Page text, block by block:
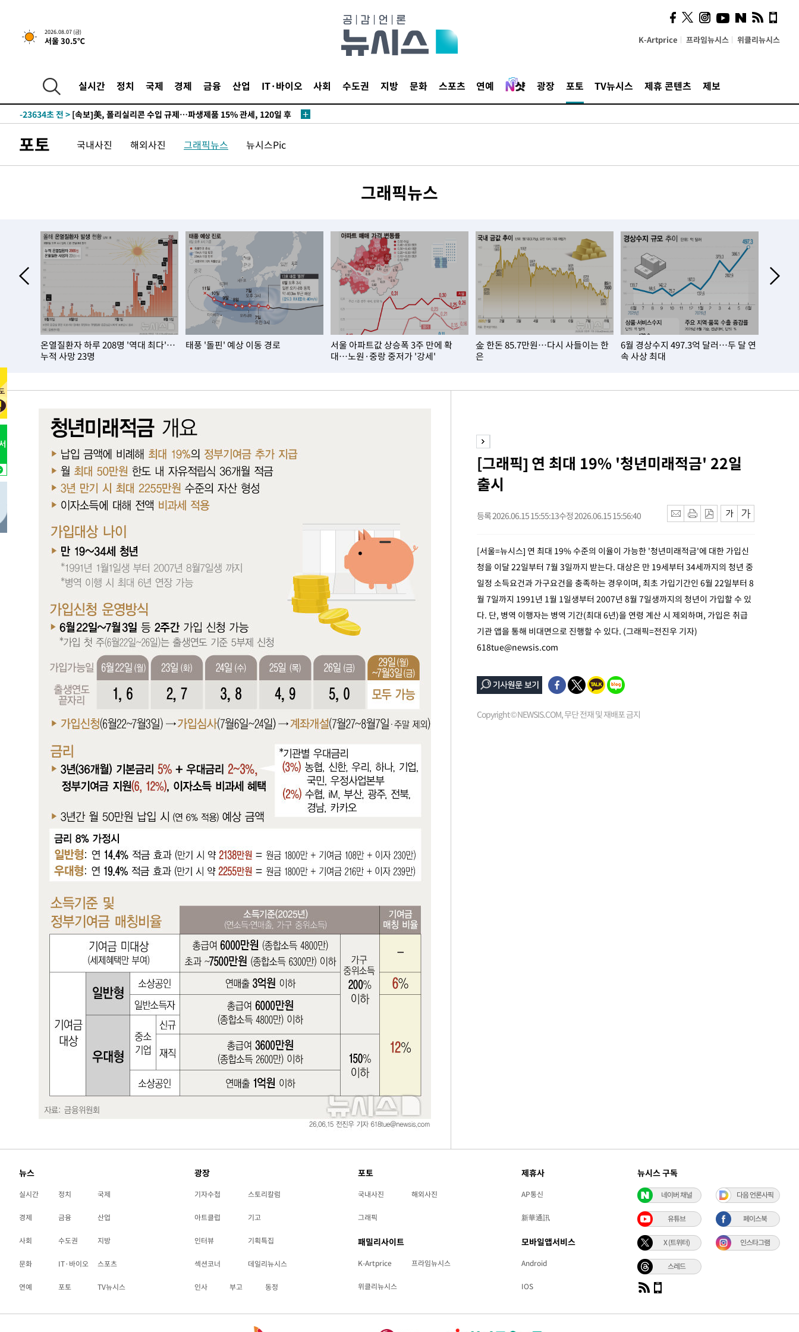
2026.08.07 (금)
서울 30.5℃ K-Artprice 프라임뉴시스 위클리뉴시스
실시간 정치 국제 경제 금융 산업 IT·바이오 사회 수도권 지방 문화 스포츠 연예 광장 포토 TV뉴시스 제휴 콘텐츠 제보
-19485초 전 >[속보] 뉴욕증시, 일제 하락 마감…나스닥 0.06%↓
-30657초 전 >시리아 다마스쿠스 교외에서 미니버스 폭발.. 14명 부상, 3명은 중
-24919초 전 >
이란, 호르무즈서 "적국 목표물들"과 대치로 남부 케슘섬에서 두차
례 큰 폭발음
-23634초 전 >
발효
-21785초 전 > [속보]트럼프, 美 원정출산 금지 행정명령 서명
-30657초 전 > 시리아 다마스쿠스 교외에서 미니버스 폭발.. 14명 부상, 3명은 중
-29955초 전 >입추에도 극한더위…서울 낮 39도 '폭염중대경보'
-19485초 전 >[속보] 뉴욕증시, 일제 하락 마감…나스닥 0.06%↓
포토 국내사진 해외사진 그래픽뉴스 뉴시스Pic
그래픽뉴스
온열질환자 하루 208명 '역대 최다'…
누적 사망 23명
태풍 '돌핀' 예상 이동 경로
서울 아파트값 상승폭 3주 만에 확
대…노원·중랑 중저가 '강세'
金 한돈 85.7만원…다시 사들이는 한
은
6월 경상수지 497.3억 달러…두 달 연
속 사상 최대
[그래픽] 연 최대 19% '청년미래적금' 22일
출시
등록 2026.06.15 15:55:13수정 2026.06.15 15:56:40
[서울=뉴시스] 연 최대 19% 수준의 이율이 가능한 '청년미래적금'에 대한 가입신
청을 이달 22일부터 7월 3일까지 받는다. 대상은 만 19세부터 34세까지의 청년 중
일정 소득요건과 가구요건을 충족하는 경우이며, 최초 가입기간인 6월 22일부터 8
월 7일까지 1991년 1월 1일생부터 2007년 8월 7일생까지의 청년이 가입할 수 있
다. 단, 병역 이행자는 병역 기간(최대 6년)을 연령 계산 시 제외하며, 가입은 취급
기관 앱을 통해 비대면으로 진행할 수 있다. (그래픽=전진우 기자)
618tue@newsis.com
Copyright © NEWSIS.COM, 무단 전재 및 재배포 금지
뉴스
실시간 정치 국제
경제 금융 산업
사회 수도권 지방
문화 IT·바이오 스포츠
연예 포토 TV뉴시스
광장
기자수첩 스토리칼럼
아트클럽 기고
인터뷰 기획특집
섹션코너 데일리뉴시스
인사 부고 동정
포토
국내사진 해외사진
그래픽
패밀리사이트
K-Artprice 프라임뉴시스
위클리뉴시스
제휴사
AP통신
新華通訊
모바일앱서비스
Android
IOS
뉴시스 구독
네이버 채널 다음 언론사픽
유튜브 페이스북
X (트위터) 인스타그램
스레드